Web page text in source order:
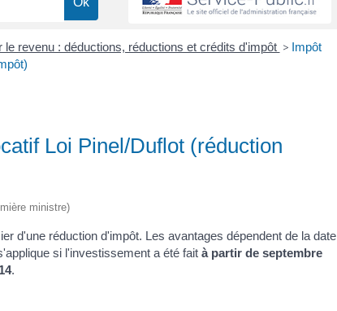
le revenu : déductions, réductions et crédits d'impôt > Impôt
Loi Pinel/Duflot (réduction
ministre)
d'une réduction d'impôt. Les avantages dépendent de la date
si l'investissement a été fait à partir de septembre
.